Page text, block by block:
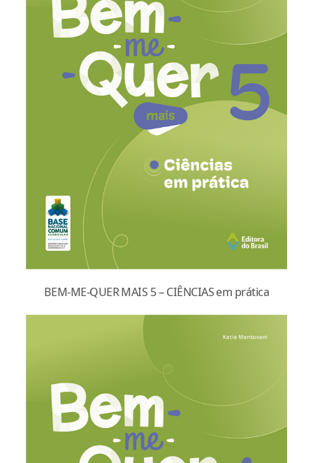
BEM-ME-QUER MAIS 5 – CIÊNCIAS em prática